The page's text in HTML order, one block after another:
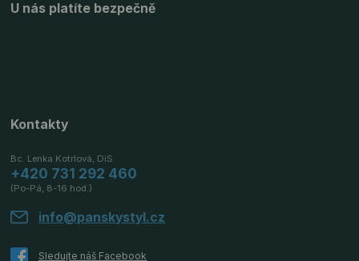
U nás platíte bezpečně
Kontakty
Bc. Lenka Kotrlová, DiS
+420 731 292 460
(Po-Pá, 8-16 hod.)
info@panskystyl.cz